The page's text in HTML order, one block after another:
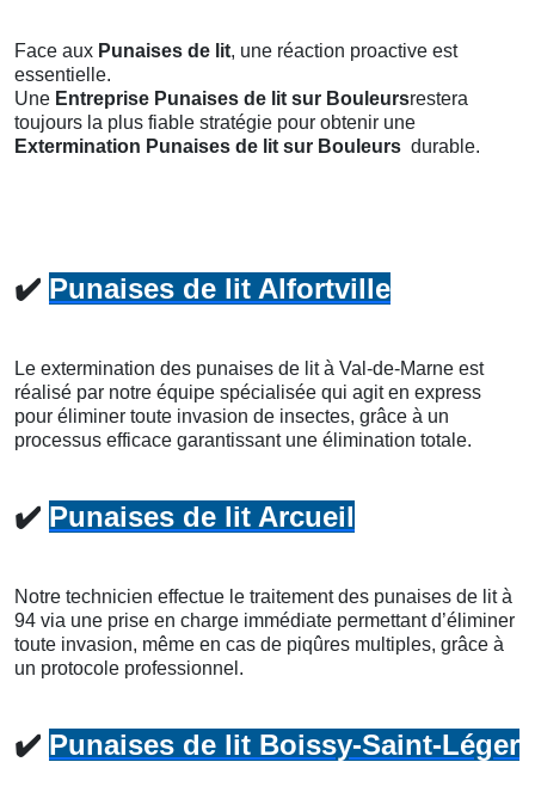
Face aux Punaises de lit, une réaction proactive est
essentielle.
Une Entreprise Punaises de lit sur Bouleursrestera
toujours la plus fiable stratégie pour obtenir une
Extermination Punaises de lit sur Bouleurs durable.
✔️ Punaises de lit Alfortville
Le extermination des punaises de lit à Val-de-Marne est
réalisé par notre équipe spécialisée qui agit en express
pour éliminer toute invasion de insectes, grâce à un
processus efficace garantissant une élimination totale.
✔️ Punaises de lit Arcueil
Notre technicien effectue le traitement des punaises de lit à
94 via une prise en charge immédiate permettant d’éliminer
toute invasion, même en cas de piqûres multiples, grâce à
un protocole professionnel.
✔️ Punaises de lit Boissy-Saint-Léger